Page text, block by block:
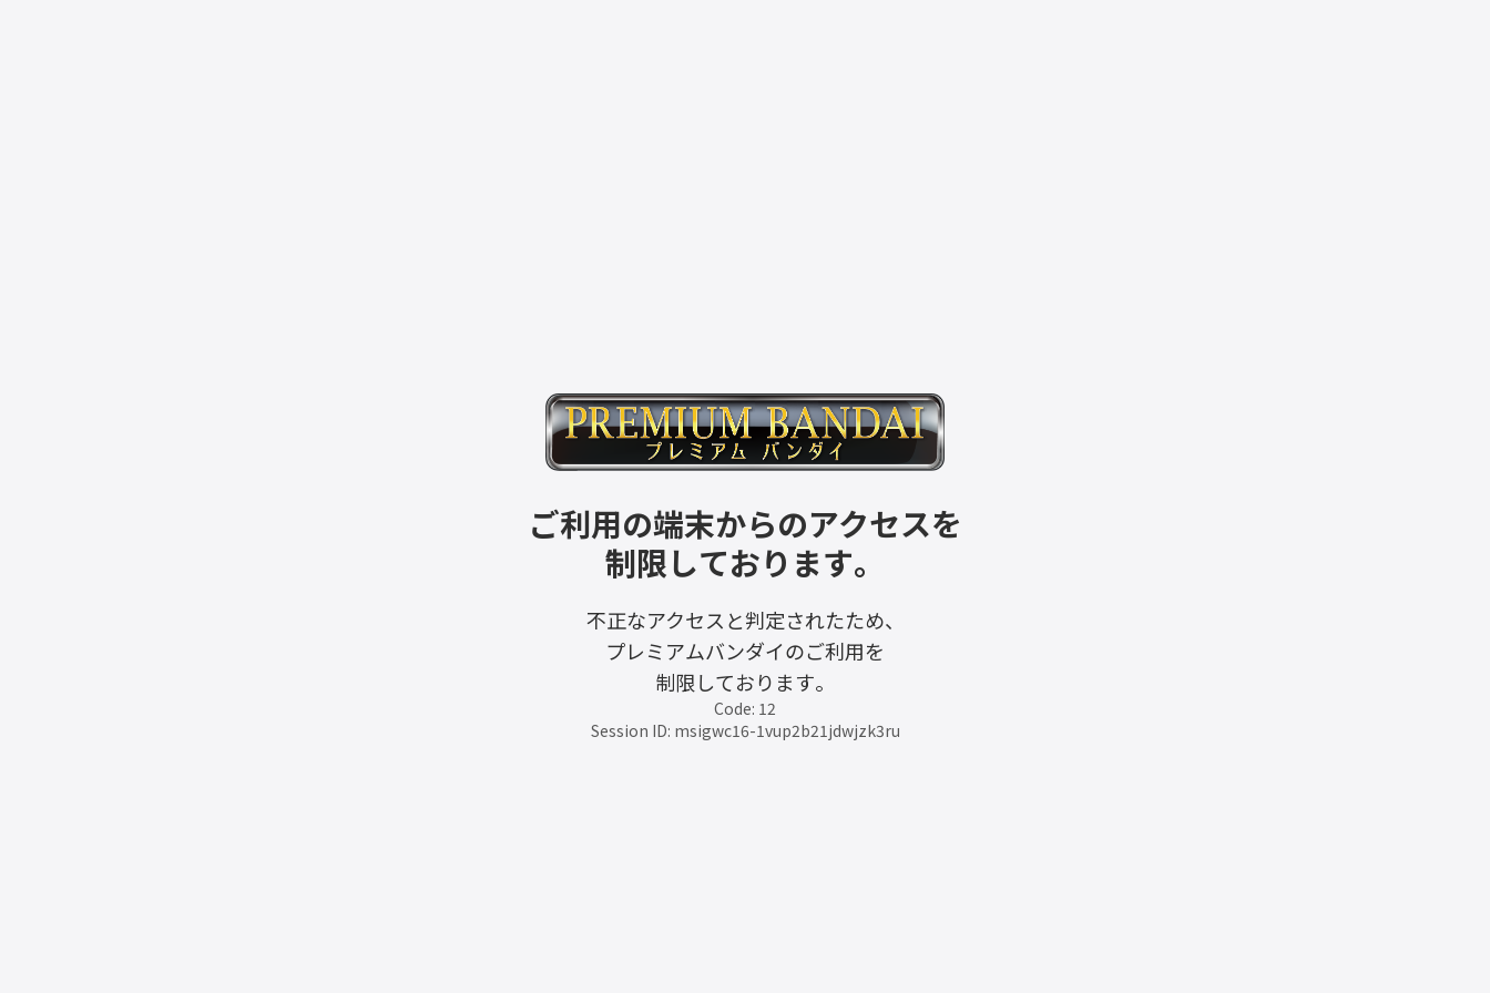
ご利用の端末からのアクセスを
制限しております。
不正なアクセスと判定されたため、
プレミアムバンダイのご利用を
制限しております。
Code: 12
Session ID: msigwc16-1vup2b21jdwjzk3ru